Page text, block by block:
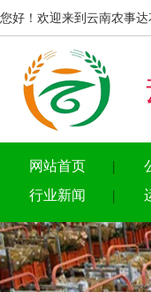
您好！欢迎来到云南农事
网站首页
行业新闻